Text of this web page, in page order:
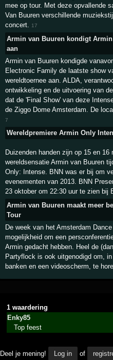
mee op tour. Met deze opvallende
Van Buuren verschillende
concert.
17
Armin van Buuren kondigt
aan
Armin van Buuren kondigde
Electronic Family de laatste show
wereldtoernee aan. ALDA,
ontwikkeling en de uitvoering van
dat de 'Final Show' van deze
de Ziggo Dome Amsterdam. De
7
Wereldpremiere Armin Only
Duizenden handen zijn op 15 en
wereldsensatie Armin van Buuren
Only: Intense. BNN was er bij om
evenementen van 2013. BNN
23 oktober om 22:30 uur te zien bij
Armin van Buuren maakt meer
Tour
De week van het Amsterdam
mogelijkheid om een
Armin gedacht hebben. Heel de
Partyflock is ook uitgenodigd om,
banken en een videoscherm, te
1 waardering
Enky85
Top feest
Deel je mening! Log in of